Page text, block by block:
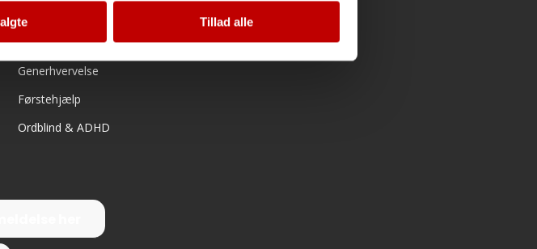
Tillad alle
MC kørekort
B/E Trailerkørekort
Generhvervelse
Førstehjælp
Ordblind & ADHD